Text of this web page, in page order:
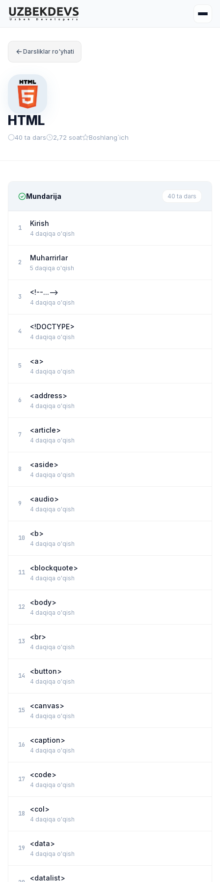
Darsliklar ro'yhati
HTML
40 ta dars 2,72 soat Boshlang`ich
Mundarija 40 ta dars
1
Kirish
4 daqiqa o'qish
2
Muharrirlar
5 daqiqa o'qish
3
<!--...-->
4 daqiqa o'qish
4
<!DOCTYPE>
4 daqiqa o'qish
5
<a>
4 daqiqa o'qish
6
<address>
4 daqiqa o'qish
7
<article>
4 daqiqa o'qish
8
<aside>
4 daqiqa o'qish
9
<audio>
4 daqiqa o'qish
10
<b>
4 daqiqa o'qish
11
<blockquote>
4 daqiqa o'qish
12
<body>
4 daqiqa o'qish
13
<br>
4 daqiqa o'qish
14
<button>
4 daqiqa o'qish
15
<canvas>
4 daqiqa o'qish
16
<caption>
4 daqiqa o'qish
17
<code>
4 daqiqa o'qish
18
<col>
4 daqiqa o'qish
19
<data>
4 daqiqa o'qish
<datalist>